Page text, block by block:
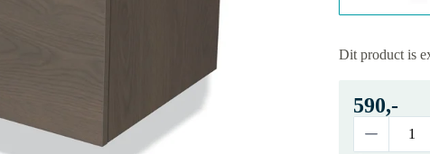
Dit product is
590,-